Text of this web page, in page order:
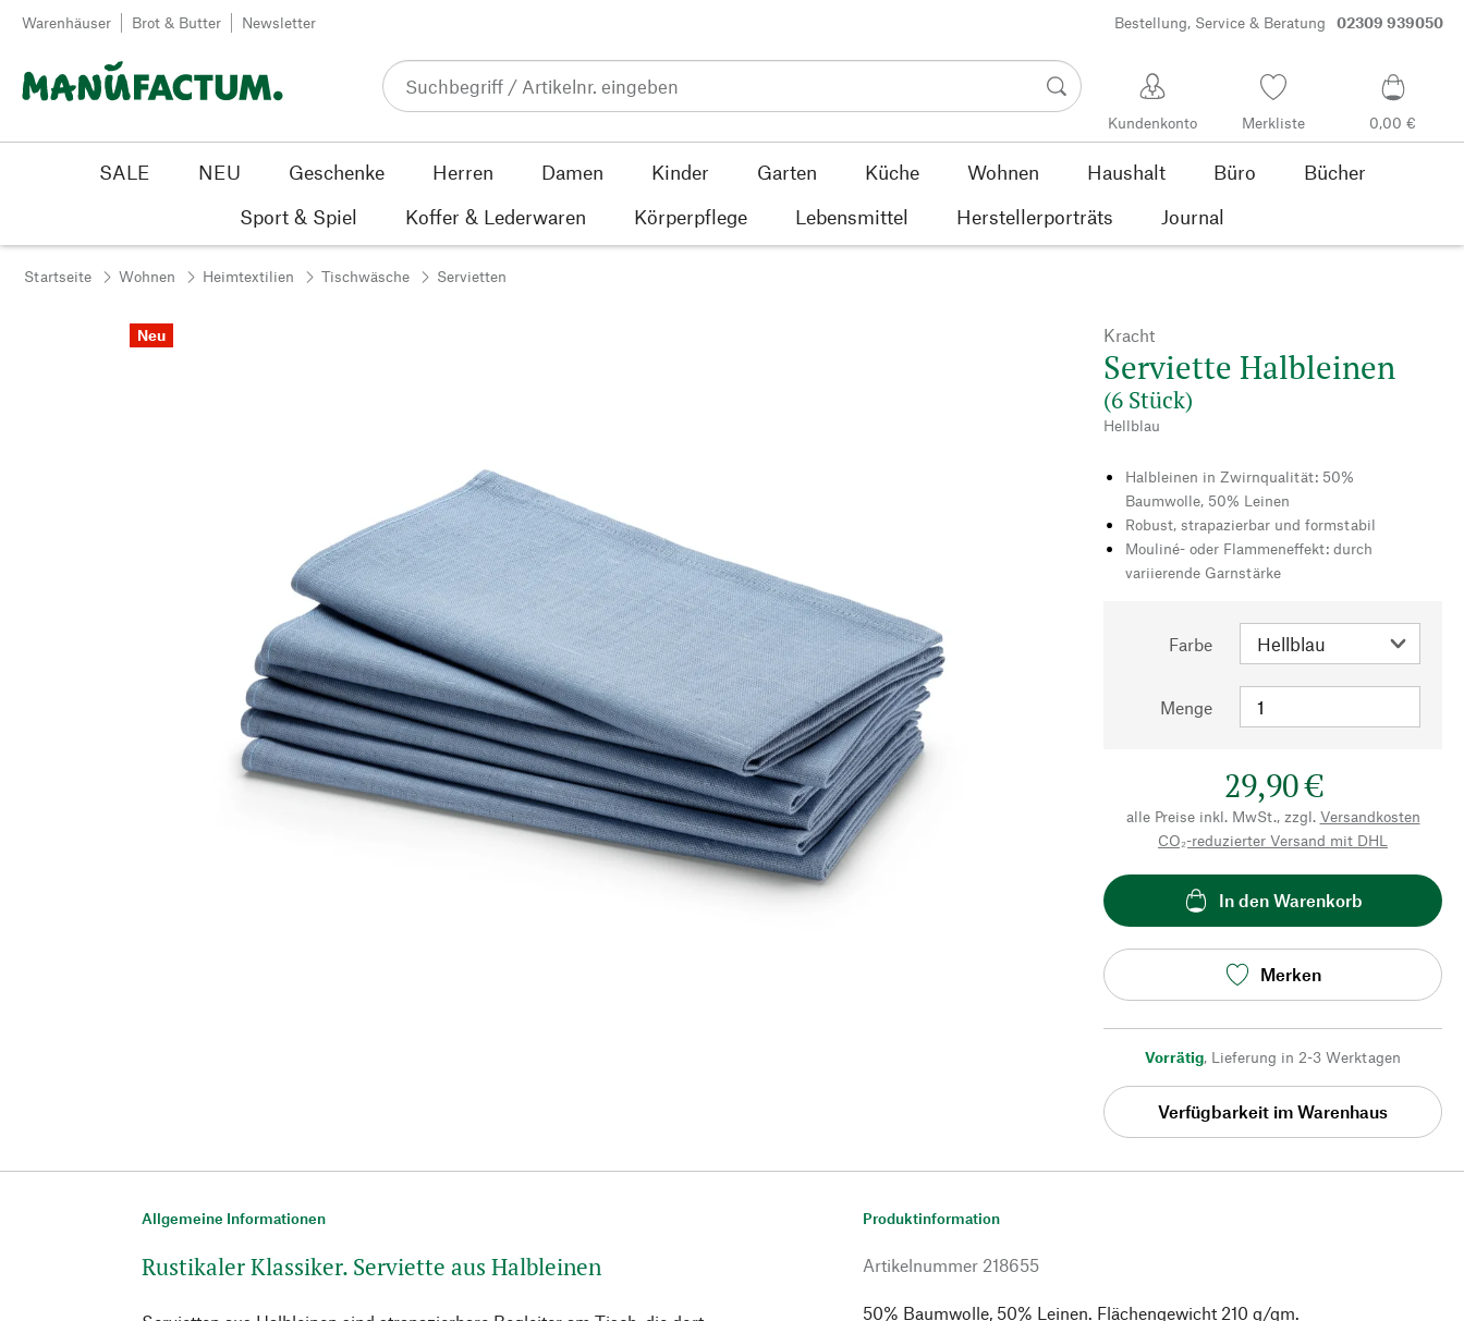
Zum Inhalt springen
Warenhäuser Brot & Butter Newsletter Bestellung, Service & Beratung 02309 939050
Kundenkonto Merkliste 0,00 €
SALE NEU Geschenke Herren Damen Kinder Garten Küche Wohnen Haushalt Büro
Bücher
Sport & Spiel
Koffer & Lederwaren Körperpflege Lebensmittel Herstellerporträts Journal
Startseite Wohnen Heimtextilien Tischwäsche Servietten
Neu Kracht
Serviette Halbleinen
(6 Stück)
Hellblau
Halbleinen in Zwirnqualität: 50%
Baumwolle, 50% Leinen
Robust, strapazierbar und formstabil
Mouliné- oder Flammeneffekt: durch
variierende Garnstärke
Farbe
Menge
29,90 €
alle Preise inkl. MwSt., zzgl. Versandkosten
CO₂-reduzierter Versand mit DHL
In den Warenkorb
Merken
Vorrätig, Lieferung in 2-3 Werktagen
Verfügbarkeit im Warenhaus
Allgemeine Informationen
Rustikaler Klassiker. Serviette aus Halbleinen
Produktinformation
Artikelnummer 218655
50% Baumwolle, 50% Leinen. Flächengewicht 210 g/qm.